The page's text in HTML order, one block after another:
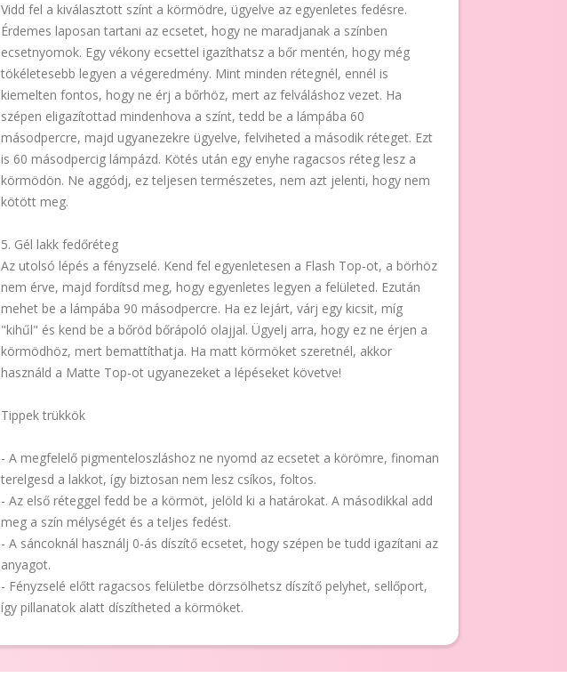
Vidd fel a kiválasztott színt a körmödre, ügyelve az egyenletes fedésre.
Érdemes laposan tartani az ecsetet, hogy ne maradjanak a színben
ecsetnyomok. Egy vékony ecsettel igazíthatsz a bőr mentén, hogy még
tökéletesebb legyen a végeredmény. Mint minden rétegnél, ennél is
kiemelten fontos, hogy ne érj a bőrhöz, mert az felváláshoz vezet. Ha
szépen eligazítottad mindenhova a színt, tedd be a lámpába 60
másodpercre, majd ugyanezekre ügyelve, felviheted a második réteget. Ezt
is 60 másodpercig lámpázd. Kötés után egy enyhe ragacsos réteg lesz a
körmödön. Ne aggódj, ez teljesen természetes, nem azt jelenti, hogy nem
kötött meg.
5. Gél lakk fedőréteg
Az utolsó lépés a fényzselé. Kend fel egyenletesen a Flash Top-ot, a börhöz
nem érve, majd fordítsd meg, hogy egyenletes legyen a felületed. Ezután
mehet be a lámpába 90 másodpercre. Ha ez lejárt, várj egy kicsit, míg
"kihűl" és kend be a bőröd bőrápoló olajjal. Ügyelj arra, hogy ez ne érjen a
körmödhöz, mert bemattíthatja. Ha matt körmöket szeretnél, akkor
használd a Matte Top-ot ugyanezeket a lépéseket követve!
Tippek trükkök
- A megfelelő pigmenteloszláshoz ne nyomd az ecsetet a körömre, finoman
terelgesd a lakkot, így biztosan nem lesz csíkos, foltos.
- Az első réteggel fedd be a körmöt, jelöld ki a határokat. A másodikkal add
meg a szín mélységét és a teljes fedést.
- A sáncoknál használj 0-ás díszítő ecsetet, hogy szépen be tudd igazítani az
anyagot.
- Fényzselé előtt ragacsos felületbe dörzsölhetsz díszítő pelyhet, sellőport,
így pillanatok alatt díszítheted a körmöket.